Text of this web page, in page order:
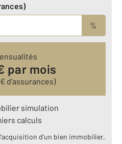
%
par mois
€ d’assurances)
simulation
calculs
d’un bien immobilier,